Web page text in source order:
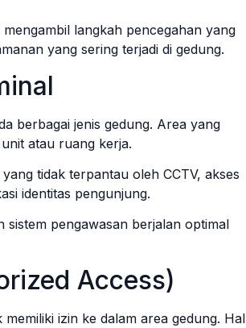
langkah pencegahan yang
yang sering terjadi di gedung.
berbagai jenis gedung. Area yang
atau ruang kerja.
tidak terpantau oleh CCTV, akses
identitas pengunjung.
pengawasan berjalan optimal
Access)
izin ke dalam area gedung. Hal